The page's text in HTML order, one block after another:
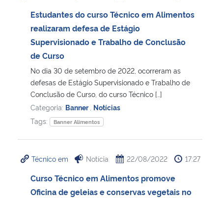
Ministério de Minas e Energia
Ministério da Ciência, Tecnologia, Inovações e Comunicações
Ministério do Meio Ambiente
Ministério do Turismo
Controladoria-Geral da União
Estudantes do curso Técnico em Alimentos
realizaram defesa de Estágio
Supervisionado e Trabalho de Conclusão
de Curso
No dia 30 de setembro de 2022, ocorreram as
defesas de Estágio Supervisionado e Trabalho de
Conclusão de Curso, do curso Técnico […]
Categoria: Banner Notícias
Tags:
Banner Alimentos
Técnico em Notícia 22/08/2022 17:27
Curso Técnico em Alimentos promove
Oficina de geleias e conservas vegetais no